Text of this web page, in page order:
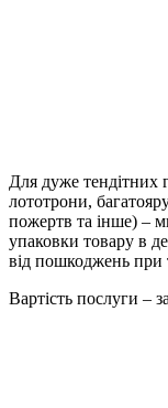
Для дуже тендітних
лототрони,
пожертв та інше) –
упаковки товару в
від пошкоджень при
Вартість послуги –